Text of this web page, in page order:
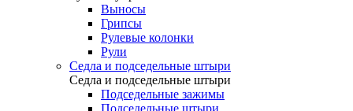
Выносы
Грипсы
Рулевые колонки
Рули
Седла и подседельные штыри
Седла и подседельные штыри
Подседельные зажимы
Подседельные штыри